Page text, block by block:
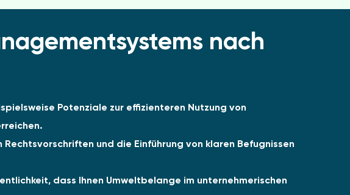
nach
Potenziale zur effizienteren Nutzung von
und die Einführung von klaren Befugnissen
dass Ihnen Umweltbelange im unternehmerischen